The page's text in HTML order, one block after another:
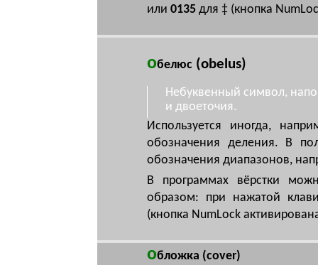
или 0135 для ‡ (кнопка
обелюс (obelus)
Небуквенный символ,
и двоеточия.
Используется иногда,
обозначения деления. В
обозначения диапазонов,
В программах вёрстки
образом: при нажатой
(кнопка NumLock
обложка (cover)